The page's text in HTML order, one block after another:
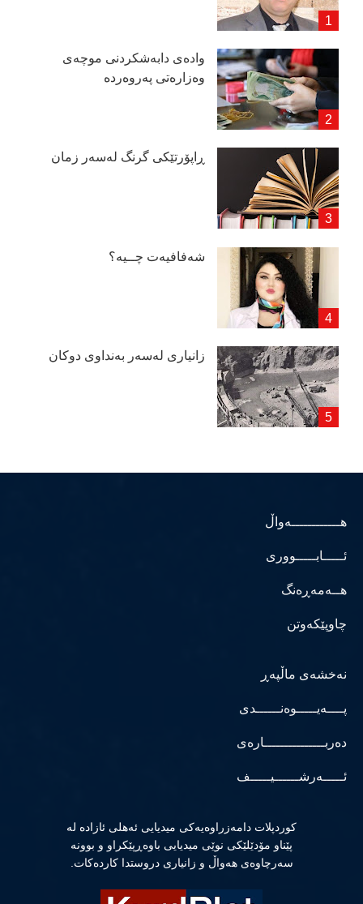
وادەی دابەشكردنی موچەی
وەزارەتی پەروەردە
ڕاپۆرتێكی گرنگ لەسەر زمان
شەفافیەت چــیە؟
زانیاری لەسەر بەنداوی دوكان
هــــــــــــەواڵ
ئـــــابـــــووری
هــەمەڕەنگ
چاوپێکەوتن
نەخشەی ماڵپەڕ
پــــەیـــــوەنــــــدی
دەربـــــــــــــــارەی
ئـــــەرشــــــیـــــف
كوردپلات دامەزراوەیەكی میدیایی ئەهلی ئازادە لە
پێناو مۆدێلێكی نوێی میدیایی باوەڕپێكراو و بوونە
سەرچاوەی هەواڵ و زانیاری دروستدا كاردەكات.